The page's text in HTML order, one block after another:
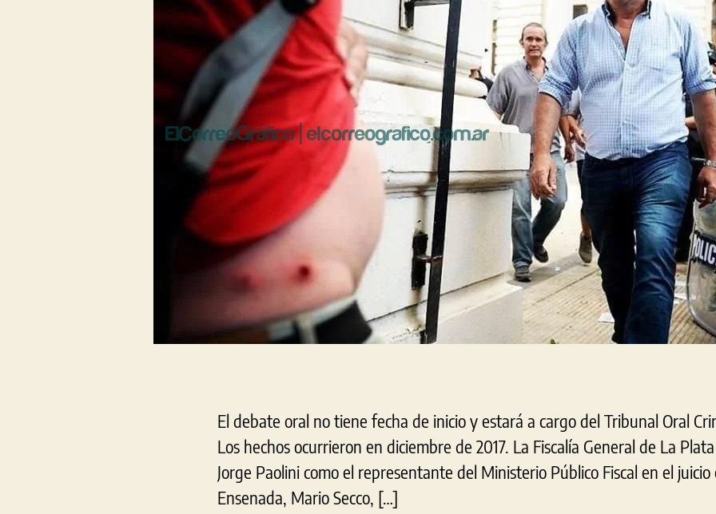
El debate oral no tiene fecha de inicio y estará a cargo del Tribunal Oral
Los hechos ocurrieron en diciembre de 2017. La Fiscalía General de La
Jorge Paolini como el representante del Ministerio Público Fiscal en el
Ensenada, Mario Secco, […]